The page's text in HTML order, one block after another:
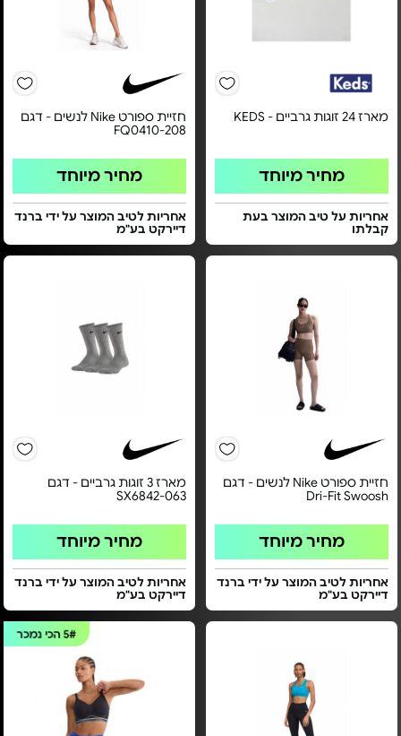
מארז 24 זוגות גרביים - KEDS‏
מחיר מיוחד
אחריות על טיב המוצר בעת
קבלתו
חזיית ספורט Nike לנשים - דגם
FQ0410-208
מחיר מיוחד
אחריות לטיב המוצר על ידי ברנד
דיירקט בע"מ
חזיית ספורט Nike לנשים - דגם
Dri-Fit Swoosh
מחיר מיוחד
אחריות לטיב המוצר על ידי ברנד
דיירקט בע"מ
מארז 3 זוגות גרביים - דגם
SX6842-063
מחיר מיוחד
אחריות לטיב המוצר על ידי ברנד
דיירקט בע"מ
5#הכי נמכר